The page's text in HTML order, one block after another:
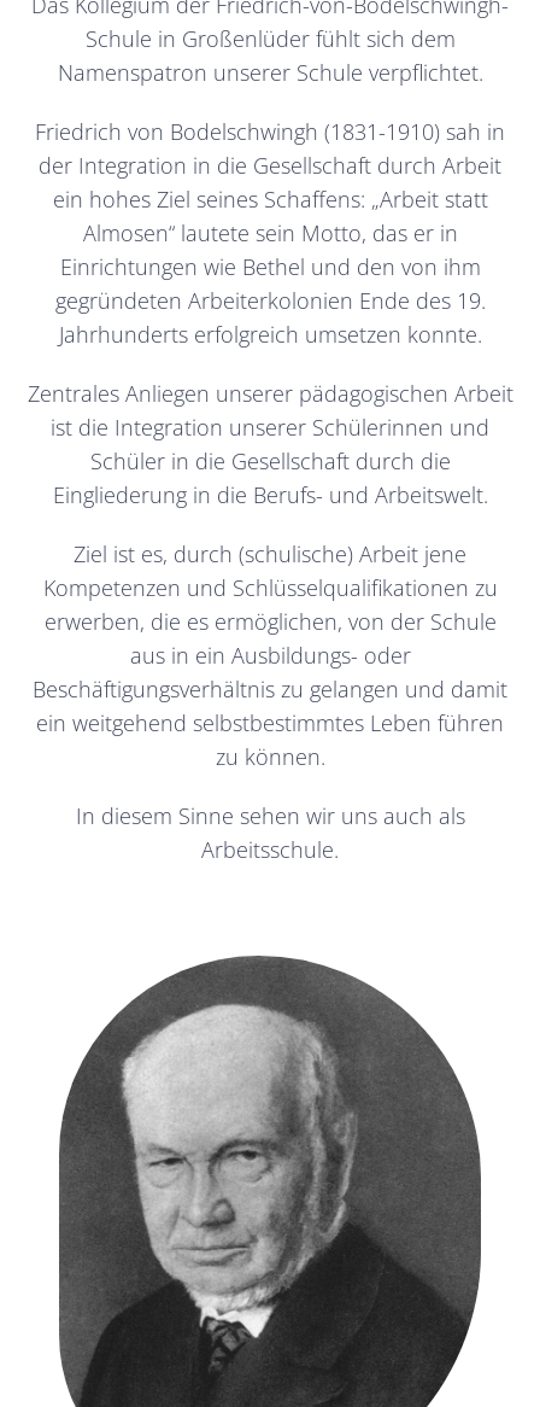
Schule in Großenlüder fühlt sich dem
Namenspatron unserer Schule verpflichtet.
Friedrich von Bodelschwingh (1831-1910) sah in
der Integration in die Gesellschaft durch Arbeit
ein hohes Ziel seines Schaffens: „Arbeit statt
Almosen“ lautete sein Motto, das er in
Einrichtungen wie Bethel und den von ihm
gegründeten Arbeiterkolonien Ende des 19.
Jahrhunderts erfolgreich umsetzen konnte.
Zentrales Anliegen unserer pädagogischen Arbeit
ist die Integration unserer Schülerinnen und
Schüler in die Gesellschaft durch die
Eingliederung in die Berufs- und Arbeitswelt.
Ziel ist es, durch (schulische) Arbeit jene
Kompetenzen und Schlüsselqualifikationen zu
erwerben, die es ermöglichen, von der Schule
aus in ein Ausbildungs- oder
Beschäftigungsverhältnis zu gelangen und damit
ein weitgehend selbstbestimmtes Leben führen
zu können.
In diesem Sinne sehen wir uns auch als
Arbeitsschule.